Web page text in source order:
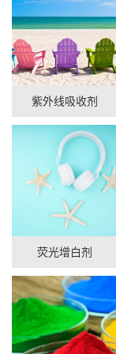
紫外线吸收剂
荧光增白剂